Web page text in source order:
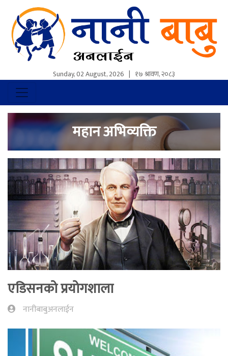
Sunday, 02 August, 2026 | १७ श्रावण, २०८३
महान अभिव्यक्ति
एडिसनको प्रयोगशाला
नानीबाबुअनलाईन